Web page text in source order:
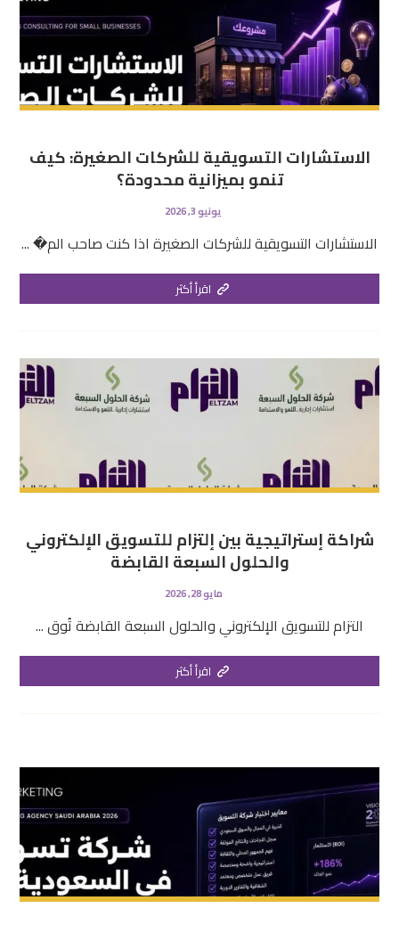
الاستشارات التسويقية للشركات الصغيرة: كيف
تنمو بميزانية محدودة؟
يونيو 3, 2026
الاستشارات التسويقية للشركات الصغيرة اذا كنت صاحب الم� ...
اقرأ أكثر
شراكة إستراتيجية بين إلتزام للتسويق الإلكتروني
والحلول السبعة القابضة
مايو 28, 2026
التزام للتسويق الإلكتروني والحلول السبعة القابضة تُوق ...
اقرأ أكثر